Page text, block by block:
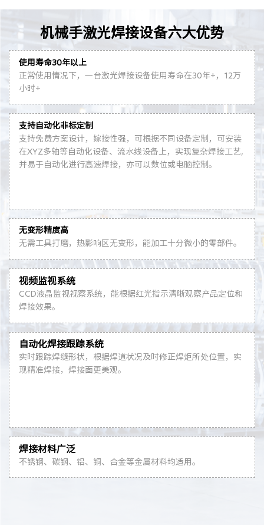
机械手激光焊接设备六大优势
使用寿命30年以上
正常使用情况下，一台激光焊接设备使用寿命在30年+，12万
小时+
支持自动化非标定制
支持免费方案设计，嫁接性强，可根据不同设备定制，可安装
在XYZ多轴等自动化设备、流水线设备上，实现复杂焊接工艺,
并易于自动化进行高速焊接，亦可以数位或电脑控制。
无变形精度高
无需工具打磨，热影响区无变形，能加工十分微小的零部件。
视频监视系统
CCD液晶监视视察系统，能根据红光指示清晰观察产品定位和
焊接效果。
自动化焊接跟踪系统
实时跟踪焊缝形状，根据焊道状况及时修正焊炬所处位置，实
现精准焊接，焊接面更美观。
焊接材料广泛
不锈钢、碳钢、铝、铜、合金等金属材料均适用。